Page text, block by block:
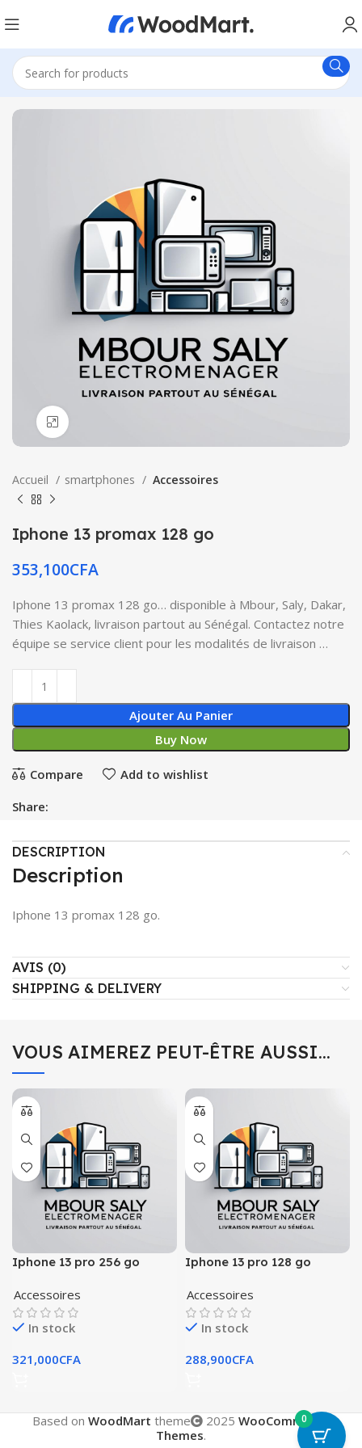
Accueil smartphones Accessoires
Iphone 13 promax 128 go
353,100CFA
Iphone 13 promax 128 go… disponible à Mbour, Saly, Dakar,
Thies Kaolack, livraison partout au Sénégal. Contactez notre
équipe se service client pour les modalités de livraison …
Ajouter Au Panier
Buy Now
Compare Add to wishlist
Share:
DESCRIPTION
Description
Iphone 13 promax 128 go.
AVIS (0)
SHIPPING & DELIVERY
VOUS AIMEREZ PEUT-ÊTRE AUSSI…
Iphone 13 pro 256 go
Accessoires
In stock
321,000CFA
Iphone 13 pro 128 go
Accessoires
In stock
288,900CFA
Based on WoodMart theme 2025 WooCommerce
Themes.
0